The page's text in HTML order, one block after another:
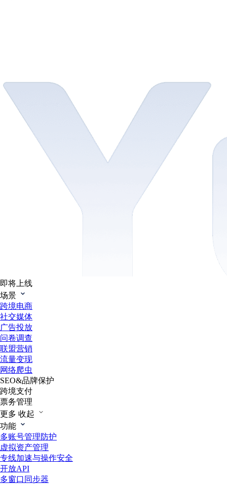
即将上线
场景
跨境电商
社交媒体
广告投放
问卷调查
联盟营销
流量变现
网络爬虫
SEO&品牌保护
跨境支付
票务管理
更多 收起
功能
多账号管理防护
虚拟资产管理
专线加速与操作安全
开放API
多窗口同步器